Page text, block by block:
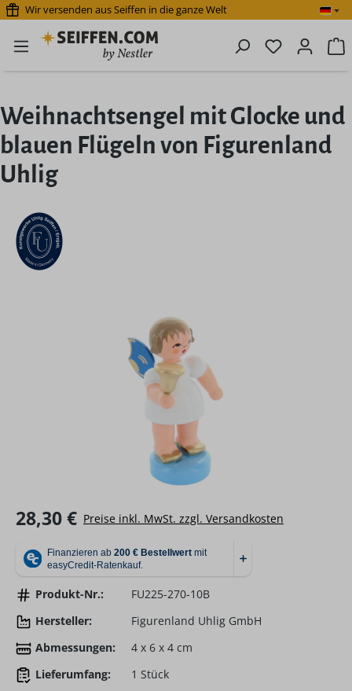
Zum Hauptinhalt springen
Wir versenden aus Seiffen in die ganze Welt
Du hast 0
Weihnachtsengel mit Glocke und
blauen Flügeln von Figurenland
Uhlig
Bildergalerie überspringen
Regulärer Preis:
28,30 € Preise inkl. MwSt. zzgl. Versandkosten
Produkt-Nr.:
FU225-270-10B
Hersteller:
Figurenland Uhlig GmbH
Abmessungen:
4 x 6 x 4 cm
Lieferumfang:
1 Stück